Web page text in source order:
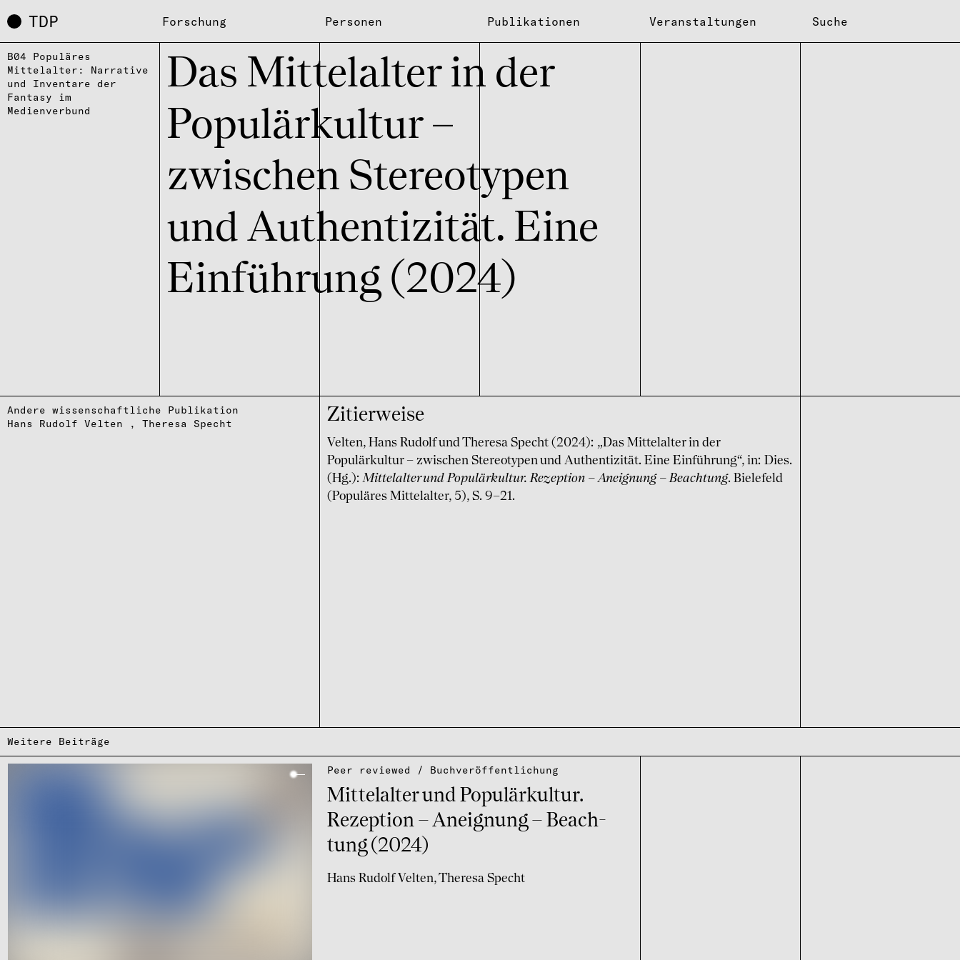
TDP Forschung Personen Publikationen Veranstaltungen Suche
Das Mittel­al­ter in der
Popu­lär­kul­tur –
zwischen Stereo­ty­pen
und Authen­ti­zi­tät. Eine
Einfüh­rung (2024)
B04 Populäres
Mittelalter: Narrative
und Inventare der
Fantasy im
Medienverbund
Andere wissenschaftliche Publikation
Hans Rudolf Velten
Theresa Specht Zitierweise
Velten, Hans Rudolf und Theresa Specht (2024): „Das Mittelalter in der
Populärkultur – zwischen Stereotypen und Authentizität. Eine Einführung“, in: Dies.
(Hg.):Mittelalter und Populärkultur. Rezeption – Aneignung – Beachtung. Bielefeld
(Populäres Mittelalter, 5), S. 9–21.
Weitere Beiträge
Mittel­al­ter und Popu­lär­kul­tur.
Rezep­tion – Aneig­nung – Beach­
tung (2024)
Peer reviewed / Buch­ver­öf­fent­li­chung
Hans Rudolf Velten Theresa Specht